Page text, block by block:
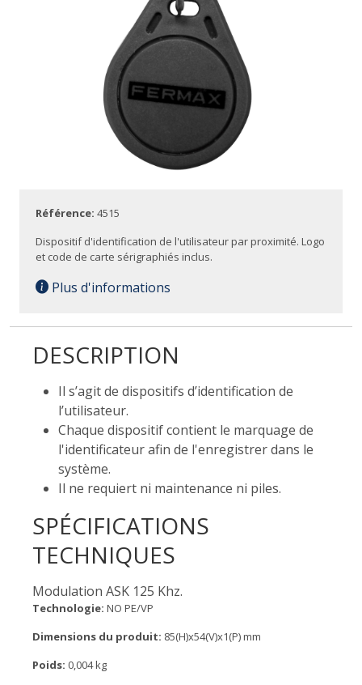
Référence: 4515
Dispositif d'identification de l'utilisateur par proximité. Logo
et code de carte sérigraphiés inclus.
Plus d'informations
DESCRIPTION
Il s’agit de dispositifs d’identification de
l’utilisateur.
Chaque dispositif contient le marquage de
l'identificateur afin de l'enregistrer dans le
système.
Il ne requiert ni maintenance ni piles.
SPÉCIFICATIONS
TECHNIQUES
Modulation ASK 125 Khz.
Technologie: NO PE/VP
Dimensions du produit: 85(H)x54(V)x1(P) mm
Poids: 0,004 kg